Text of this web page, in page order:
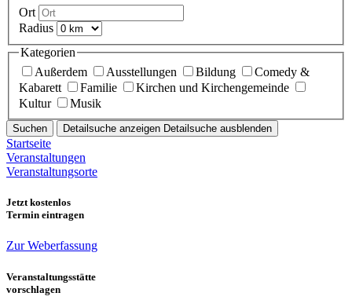
Ort
Radius
Kategorien
Außerdem
Ausstellungen Bildung
Comedy &
Kabarett
Familie
Kirchen und Kirchengemeinde
Kultur
Musik
Suchen Detailsuche anzeigen Detailsuche ausblenden
Startseite
Veranstaltungen
Veranstaltungsorte
Jetzt kostenlos
Termin eintragen
Zur Weberfassung
Veranstaltungsstätte
vorschlagen